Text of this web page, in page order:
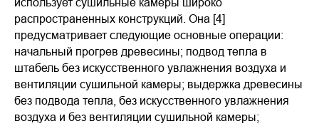
распространенных конструкций. Она [4]
предусматривает следующие основные операции:
начальный прогрев древесины; подвод тепла в
штабель без искусственного увлажнения воздуха и
вентиляции сушильной камеры; выдержка древесины
без подвода тепла, без искусственного увлажнения
воздуха и без вентиляции сушильной камеры;